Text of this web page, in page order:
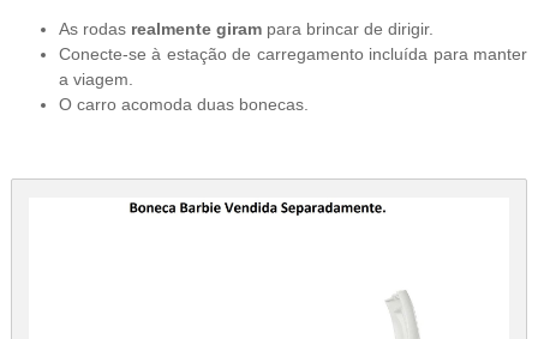
As rodas realmente girampara brincar de dirigir.
Conecte-se à estação de carregamento incluída para manter
a viagem.
O carro acomoda duas bonecas.